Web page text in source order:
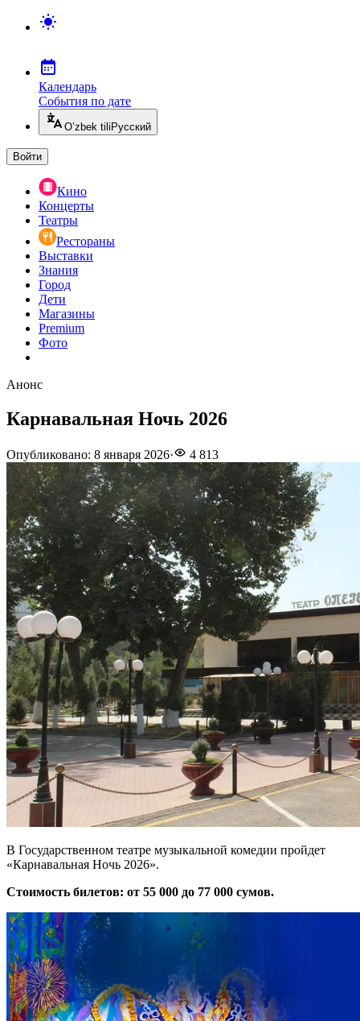
Календарь
События по дате
O’zbek tili Русский
Войти
Кино
Концерты
Театры
Рестораны
Выставки
Знания
Город
Дети
Магазины
Premium
Фото
Анонс
Карнавальная Ночь 2026
Опубликовано: 8 января 2026· 4 813
В Государственном театре музыкальной комедии пройдет
«Карнавальная Ночь 2026».
Стоимость билетов: от 55 000 до 77 000 сумов.